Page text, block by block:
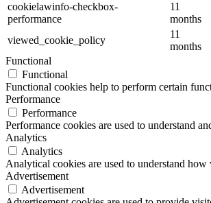
cookielawinfo-checkbox-
performance
11
months
viewed_cookie_policy
11
months
Functional
Functional
Functional cookies help to perform certain
Performance
Performance
Performance cookies are used to understand
Analytics
Analytics
Analytical cookies are used to understand
Advertisement
Advertisement